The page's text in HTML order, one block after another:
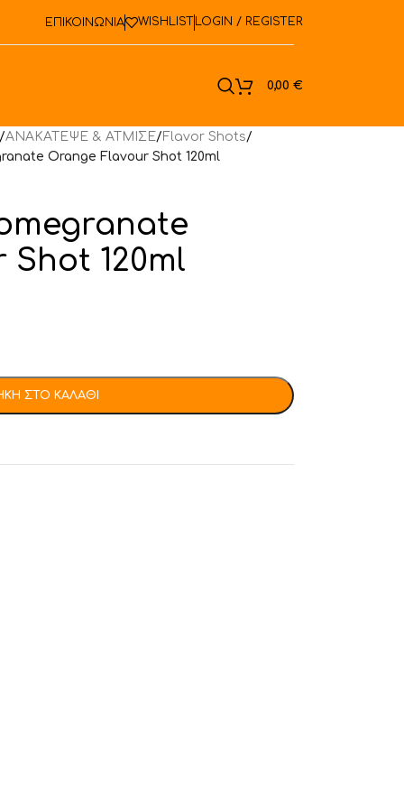
ΕΠΙΚΟΙΝΩΝΙΑ WISHLIST LOGIN / REGISTER
0,00 €
/ΑΝΑΚΑΤΕΨΕ & ΑΤΜΙΣΕ/Flavor Shots/
Orange Flavour Shot 120ml
120ml
ΣΤΟ ΚΑΛΆΘΙ